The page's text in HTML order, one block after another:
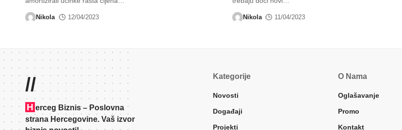
Nikola 12/04/2023 Nikola 11/04/2023
//
H erceg Biznis – Poslovna
strana Hercegovine. Vaš izvor
Kategorije
Novosti
Događaji
Projekti
O Nama
Oglašavanje
Promo
Kontakt